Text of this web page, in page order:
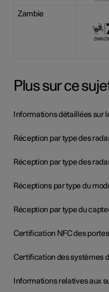
Zambie
Plus sur ce
Informations détaillées sur
Réception par type des
Réception par type des
Réception par type du
Certification NFC des portes
Certification des systèmes